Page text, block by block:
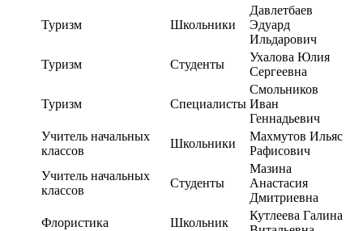
Туризм Школьники
Давлетбаев
Эдуард
Ильдарович
Туризм
Студенты
Ухалова Юлия
Сергеевна
Туризм Специалисты
Смольников
Иван
Геннадьевич
Учитель начальных
классов
Школьники
Махмутов Ильяс
Рафисович
Учитель начальных
классов
Студенты
Мазина
Анастасия
Дмитриевна
Флористика
Школьник
Кутлеева Галина